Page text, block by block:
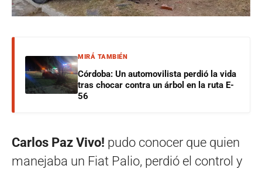
MIRÁ TAMBIÉN
Córdoba: Un automovilista perdió la vida
tras chocar contra un árbol en la ruta E-
56
Carlos Paz Vivo! pudo conocer que quien
manejaba un Fiat Palio, perdió el control y